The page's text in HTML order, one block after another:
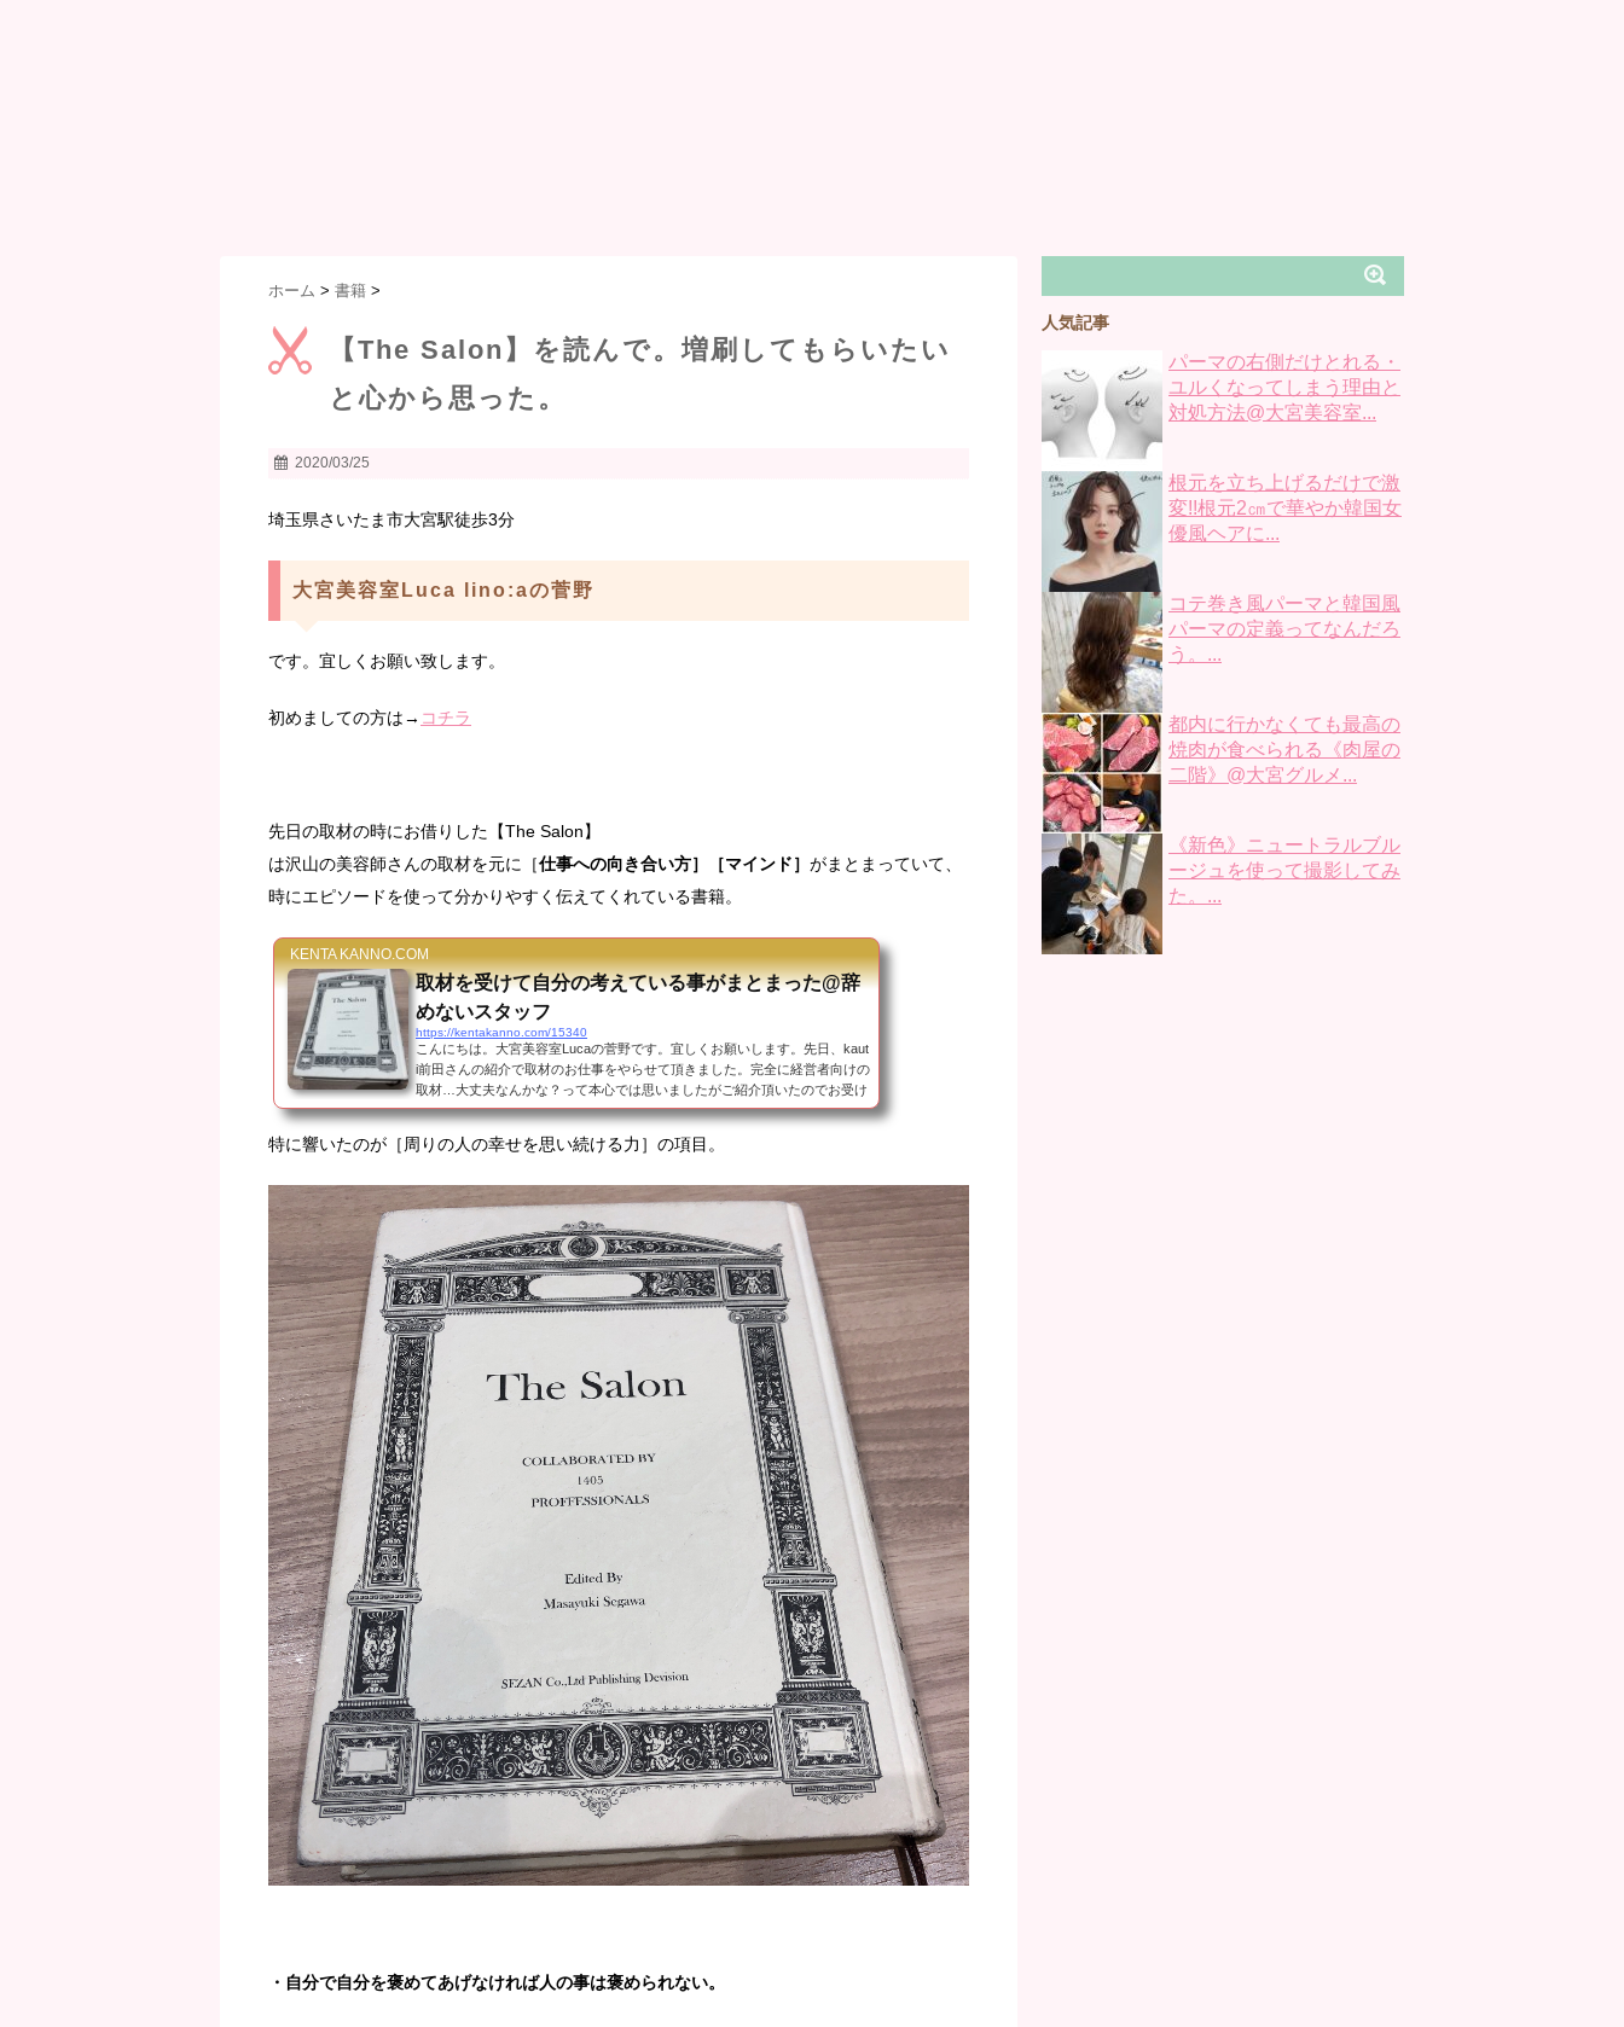
ホーム > 書籍 >
【The Salon】を読んで。増刷してもらいたい
と心から思った。
2020/03/25
埼玉県さいたま市大宮駅徒歩3分
大宮美容室Luca lino:aの菅野
です。宜しくお願い致します。
初めましての方は→ コチラ
先日の取材の時にお借りした【The Salon】
は沢山の美容師さんの取材を元に［仕事への向き合い方］［マインド］ がまとまっていて、
時にエピソードを使って分かりやすく伝えてくれている書籍。
KENTA KANNO.COM
取材を受けて自分の考えている事がまとまった@辞
めないスタッフ
https://kentakanno.com/15340
こんにちは。大宮美容室Lucaの菅野です。宜しくお願いします。先日、kaut
i前田さんの紹介で取材のお仕事をやらせて頂きました。完全に経営者向けの
取材…大丈夫なんかな？って本心では思いましたがご紹介頂いたのでお受け
致しました。担ぐ側ではなく、神輿側の考えLucaの組織図、代表への想い、
故、独立しないのか？」と聞かれました。「代表について行く」って決め
んだら一緒に沈む。代表...
特に響いたのが［周りの人の幸せを思い続ける力］の項目。
・自分で自分を褒めてあげなければ人の事は褒められない。
人気記事
パーマの右側だけとれる・
ユルくなってしまう理由と
対処方法@大宮美容室...
根元を立ち上げるだけで激
変!!根元2㎝で華やか韓国女
優風ヘアに...
コテ巻き風パーマと韓国風
パーマの定義ってなんだろ
う。...
都内に行かなくても最高の
焼肉が食べられる《肉屋の
二階》@大宮グルメ...
《新色》ニュートラルブル
ージュを使って撮影してみ
た。...